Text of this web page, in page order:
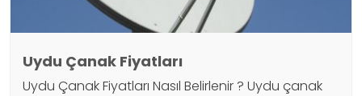
Uydu Çanak Fiyatları
Uydu Çanak Fiyatları Nasıl Belirlenir ? Uydu çanak